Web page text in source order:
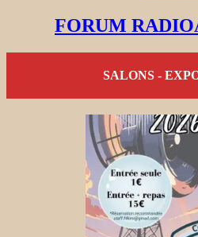
FORUM
SALONS -